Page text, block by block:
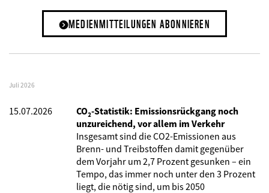
MEDIENMITTEILUNGEN ABONNIEREN
Juli 2026
15.07.2026
CO₂-Statistik: Emissionsrückgang noch
unzureichend, vor allem im Verkehr
Insgesamt sind die CO2-Emissionen aus
Brenn- und Treibstoffen damit gegenüber
dem Vorjahr um 2,7 Prozent gesunken – ein
Tempo, das immer noch unter den 3 Prozent
liegt, die nötig sind, um bis 2050